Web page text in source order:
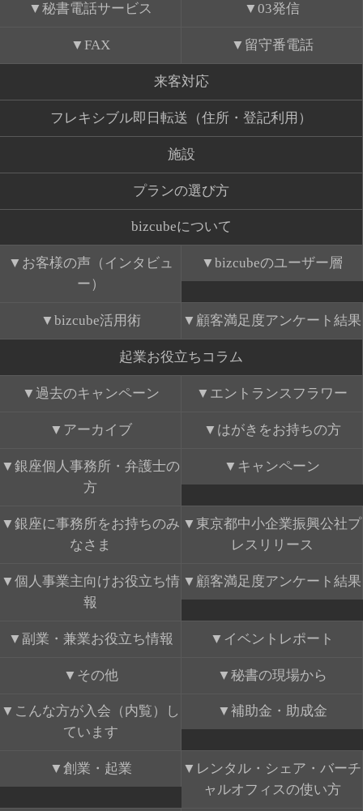
秘書電話サービス 03発信
FAX 留守番電話
来客対応
フレキシブル即日転送（住所・登記利用）
施設
プランの選び方
bizcubeについて
お客様の声（インタビュ
ー）
bizcubeのユーザー層
bizcube活用術 顧客満足度アンケート結果
起業お役立ちコラム
過去のキャンペーン エントランスフラワー
アーカイブ はがきをお持ちの方
銀座個人事務所・弁護士の
方
キャンペーン
銀座に事務所をお持ちのみ
なさま
東京都中小企業振興公社プ
レスリリース
個人事業主向けお役立ち情
報
顧客満足度アンケート結果
副業・兼業お役立ち情報 イベントレポート
その他 秘書の現場から
こんな方が入会（内覧）し
ています
補助金・助成金
創業・起業
レンタル・シェア・バーチ
ャルオフィスの使い方